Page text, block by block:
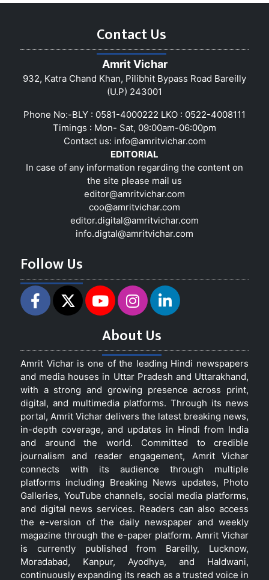
Contact Us
Amrit Vichar
932, Katra Chand Khan, Pilibhit Bypass Road Bareilly
(U.P) 243001
Phone No:-BLY : 0581-4000222 LKO : 0522-4008111
Timings : Mon- Sat, 09:00am-06:00pm
Contact us: info@amritvichar.com
EDITORIAL
In case of any information regarding the content on
the site please mail us
editor@amritvichar.com
coo@amritvichar.com
editor.digital@amritvichar.com
info.digtal@amritvichar.com
Follow Us
About Us
Amrit Vichar is one of the leading Hindi newspapers
and media houses in Uttar Pradesh and Uttarakhand,
with a strong and growing presence across print,
digital, and multimedia platforms. Through its news
portal, Amrit Vichar delivers the latest breaking news,
in-depth coverage, and updates in Hindi from India
and around the world. Committed to credible
journalism and reader engagement, Amrit Vichar
connects with its audience through multiple
platforms including Breaking News updates, Photo
Galleries, YouTube channels, social media platforms,
and digital news services. Readers can also access
the e-version of the daily newspaper and weekly
magazine through the e-paper platform. Amrit Vichar
is currently published from Bareilly, Lucknow,
Moradabad, Kanpur, Ayodhya, and Haldwani,
continuously expanding its reach as a trusted voice in